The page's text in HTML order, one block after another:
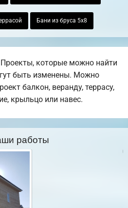
Бани из бруса 5х8
которые можно найти
быть изменены. Можно
балкон, веранду, террасу,
крыльцо или навес.
работы